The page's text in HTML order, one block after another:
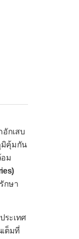
กเสบ
มิคุ้มกัน
ม
กษา
ระเทศ
ต็มที่